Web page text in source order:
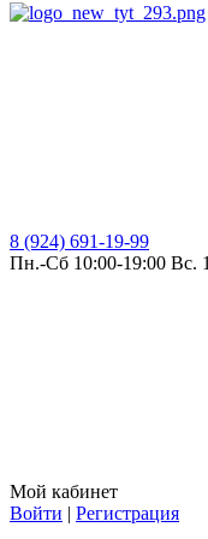
8 (924) 691-19-99
Пн.-Сб 10:00-19:00 Вс.
Мой кабинет
Войти | Регистрация